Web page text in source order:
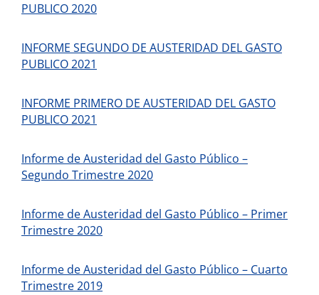
PUBLICO 2020
INFORME SEGUNDO DE AUSTERIDAD DEL GASTO
PUBLICO 2021
INFORME PRIMERO DE AUSTERIDAD DEL GASTO
PUBLICO 2021
Informe de Austeridad del Gasto Público –
Segundo Trimestre 2020
Informe de Austeridad del Gasto Público – Primer
Trimestre 2020
Informe de Austeridad del Gasto Público – Cuarto
Trimestre 2019